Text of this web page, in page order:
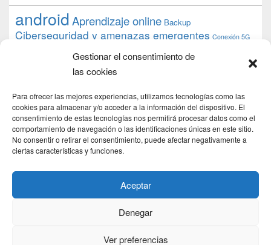
Gestionar el consentimiento de
las cookies
Para ofrecer las mejores experiencias, utilizamos tecnologías como las
cookies para almacenar y/o acceder a la información del dispositivo. El
consentimiento de estas tecnologías nos permitirá procesar datos como el
comportamiento de navegación o las identificaciones únicas en este sitio.
No consentir o retirar el consentimiento, puede afectar negativamente a
ciertas características y funciones.
Aceptar
Denegar
Ver preferencias
androidAprendizaje online Backup
Ciberseguridad y amenazas emergentes Conexión 5G
datos debian desarrollo web
Formación Google
iphone
proyecto PS4 python Raspberryraspberrypi
raspbian review Servidor Web Sostenibilidad
tecnológicaTecnología torrent
transmissiontutorial ubuntu server Windows